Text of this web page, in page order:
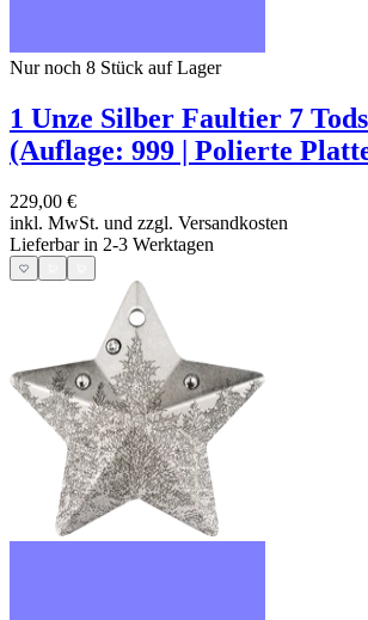
Nur noch 8 Stück auf Lager
1 Unze Silber Faultier 7
(Auflage: 999 | Polierte
229,00 €
inkl. MwSt. und zzgl. Versandkosten
Lieferbar in 2-3 Werktagen